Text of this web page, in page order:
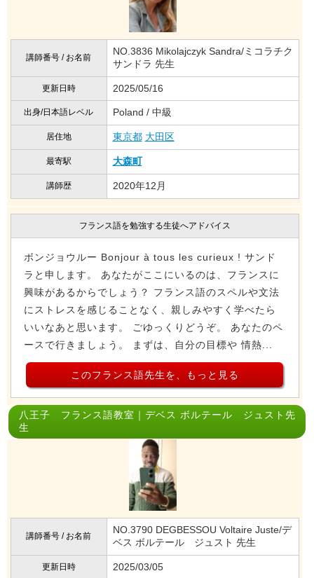
講師番号 / お名前
NO.3836 Mikolajczyk Sandra/ミコラチク
サンドラ 先生
更新日時 2025/05/16
出身/日本語レベル Poland / 中級
居住地 東京都 大田区
最寄駅 大森町
講師歴 2020年12月
フランス語を勉強する生徒へアドバイス
ボンジョウルー Bonjour à tous les curieux ! サンド
ラと申します。 あなたがここにいるのは、フランスに
興味があるからでしょう？ フランス語のスペルや文法
にストレスを感じることなく、親しみやすく学べたら
いいなあと思います。 ごゆっくりどうぞ。 あなたのペ
ースで行きましょう。 まずは、自分の目標や 情熱...
このフランス語先生を、もっと見る
八王子 フランス語教室｜デベス ボルテール ジュスト先
生
講師番号 / お名前
NO.3790 DEGBESSOU Voltaire Juste/デ
ベス ボルテール ジュスト 先生
更新日時 2025/03/05